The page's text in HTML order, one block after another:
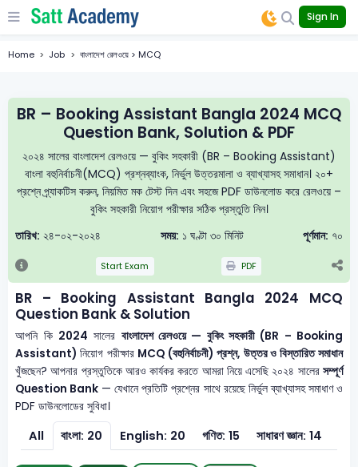
Sign In
Home Job বাংলাদেশ রেলওয়ে > MCQ
BR – Booking Assistant Bangla 2024 MCQ
Question Bank, Solution & PDF
২০২৪ সালের বাংলাদেশ রেলওয়ে — বুকিং সহকারী (BR – Booking Assistant)
বাংলা বহুনির্বাচনী(MCQ) প্রশ্নব্যাংক, নির্ভুল উত্তরমালা ও ব্যাখ্যাসহ সমাধান। ২০+
প্রশ্নে প্র্যাকটিস করুন, নিয়মিত মক টেস্ট দিন এবং সহজে PDF ডাউনলোড করে রেলওয়ে –
বুকিং সহকারী নিয়োগ পরীক্ষার সঠিক প্রস্তুতি নিন।
তারিখ: ২৪-০২-২০২৪ সময়: ১ ঘণ্টা ৩০ মিনিট পূর্ণমান: ৭০
Start Exam PDF
BR – Booking Assistant Bangla 2024 MCQ
Question Bank & Solution
আপনি কি 2024 সালের বাংলাদেশ রেলওয়ে — বুকিং সহকারী (BR – Booking
Assistant) নিয়োগ পরীক্ষার MCQ (বহুনির্বাচনী) প্রশ্ন, উত্তর ও বিস্তারিত সমাধান
খুঁজছেন? আপনার প্রস্তুতিকে আরও কার্যকর করতে আমরা নিয়ে এসেছি ২০২৪ সালের সম্পূর্ণ
Question Bank — যেখানে প্রতিটি প্রশ্নের সাথে রয়েছে নির্ভুল ব্যাখ্যাসহ সমাধাণ ও
PDF ডাউনলোডের সুবিধা।
All বাংলা: 20 English: 20 গণিত: 15 সাধারণ জ্ঞান: 14